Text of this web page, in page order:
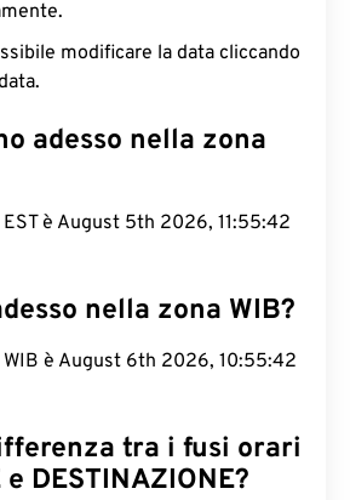
modificare la data cliccando
adesso nella zona
è August 5th 2026, 11:55:42
nella zona WIB?
è August 6th 2026, 10:55:42
tra i fusi orari
DESTINAZIONE?